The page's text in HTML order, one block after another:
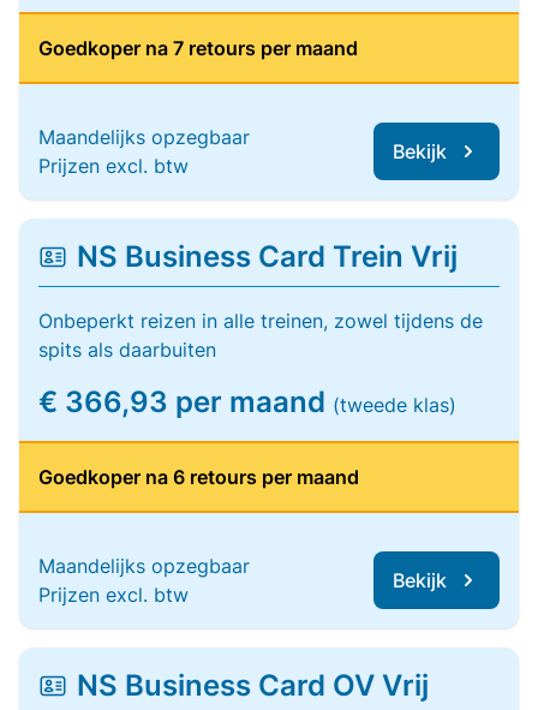
Goedkoper na 7 retours per maand
Maandelijks opzegbaar
Prijzen excl. btw
Bekijk
NS Business Card Trein Vrij
Onbeperkt reizen in alle treinen, zowel tijdens de
spits als daarbuiten
€ 366,93 per maand (tweede klas)
Goedkoper na 6 retours per maand
Maandelijks opzegbaar
Prijzen excl. btw
Bekijk
NS Business Card OV Vrij